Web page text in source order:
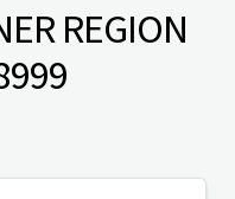
REGION